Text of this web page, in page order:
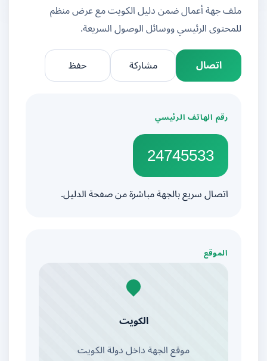
ملف جهة أعمال ضمن دليل الكويت مع عرض منظم
للمحتوى الرئيسي ووسائل الوصول السريعة.
اتصال
مشاركة
رقم الهاتف الرئيسي
24745533
اتصال سريع بالجهة مباشرة من صفحة الدليل.
الموقع
الكويت
موقع الجهة داخل دولة الكويت